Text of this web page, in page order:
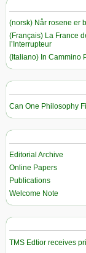
(norsk) Når rosene er
(Français) La France
l’Interrupteur
(Italiano) In Cammino
Can One Philosophy
Editorial Archive
Online Papers
Publications
Welcome Note
TMS Edtior receives